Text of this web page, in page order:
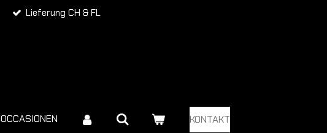
Lieferung CH & FL
OCCASIONEN KONTAKT